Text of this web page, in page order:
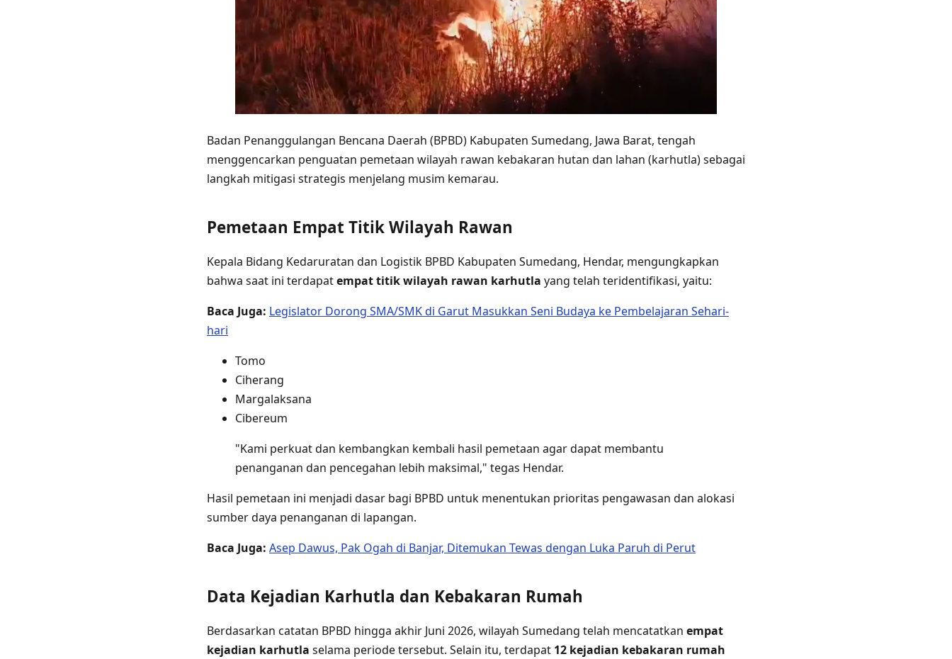
Badan Penanggulangan Bencana Daerah (BPBD) Kabupaten Sumedang, Jawa Barat, tengah
menggencarkan penguatan pemetaan wilayah rawan kebakaran hutan dan lahan (karhutla) sebagai
langkah mitigasi strategis menjelang musim kemarau.
Pemetaan Empat Titik Wilayah Rawan
Kepala Bidang Kedaruratan dan Logistik BPBD Kabupaten Sumedang, Hendar, mengungkapkan
bahwa saat ini terdapatempat titik wilayah rawan karhutla yang telah teridentifikasi, yaitu:
Baca Juga: Legislator Dorong SMA/SMK di Garut Masukkan Seni Budaya ke Pembelajaran Sehari-
hari
Tomo
Ciherang
Margalaksana
Cibereum
"Kami perkuat dan kembangkan kembali hasil pemetaan agar dapat membantu
penanganan dan pencegahan lebih maksimal," tegas Hendar.
Hasil pemetaan ini menjadi dasar bagi BPBD untuk menentukan prioritas pengawasan dan alokasi
sumber daya penanganan di lapangan.
Baca Juga: Asep Dawus, Pak Ogah di Banjar, Ditemukan Tewas dengan Luka Paruh di Perut
Data Kejadian Karhutla dan Kebakaran Rumah
Berdasarkan catatan BPBD hingga akhir Juni 2026, wilayah Sumedang telah mencatatkan empat
kejadian karhutla selama periode tersebut. Selain itu, terdapat 12 kejadian kebakaran rumah